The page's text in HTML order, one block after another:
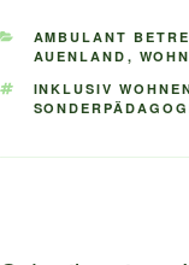
KATEGORIEN
AMBULANT
AUENLAND ,
SCHLAGWÖRTER
INKLUSIV